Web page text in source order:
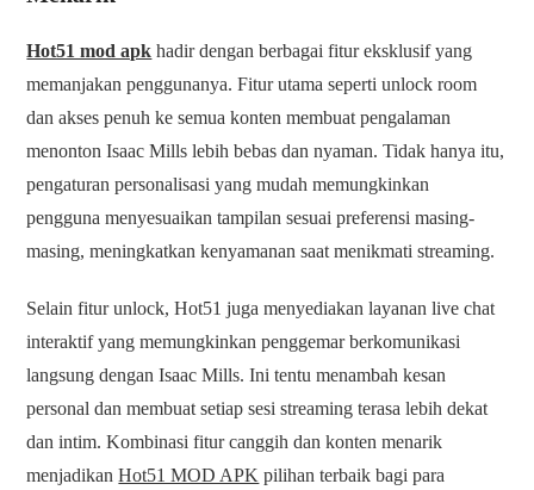
Hot51 mod apk hadir dengan berbagai fitur eksklusif yang
memanjakan penggunanya. Fitur utama seperti unlock room
dan akses penuh ke semua konten membuat pengalaman
menonton Isaac Mills lebih bebas dan nyaman. Tidak hanya itu,
pengaturan personalisasi yang mudah memungkinkan
pengguna menyesuaikan tampilan sesuai preferensi masing-
masing, meningkatkan kenyamanan saat menikmati streaming.
Selain fitur unlock, Hot51 juga menyediakan layanan live chat
interaktif yang memungkinkan penggemar berkomunikasi
langsung dengan Isaac Mills. Ini tentu menambah kesan
personal dan membuat setiap sesi streaming terasa lebih dekat
dan intim. Kombinasi fitur canggih dan konten menarik
menjadikanHot51 MOD APK pilihan terbaik bagi para